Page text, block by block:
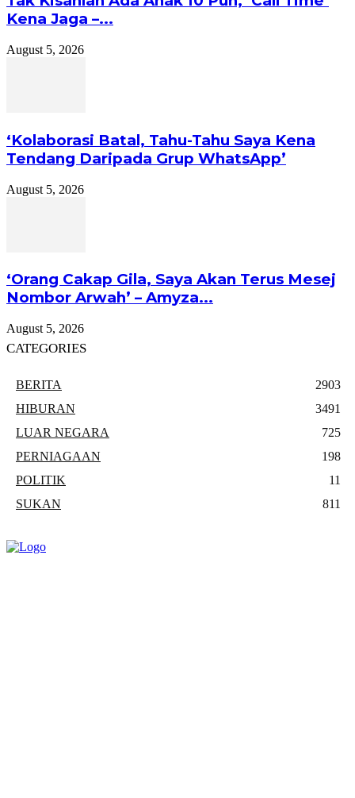
Kena Jaga –...
August 5, 2026
‘Kolaborasi Batal, Tahu-Tahu Saya Kena
Tendang Daripada Grup WhatsApp’
August 5, 2026
‘Orang Cakap Gila, Saya Akan Terus Mesej
Nombor Arwah’ – Amyza...
August 5, 2026
CATEGORIES
BERITA
2903
HIBURAN
3491
LUAR NEGARA
725
PERNIAGAAN
198
POLITIK
11
SUKAN
811